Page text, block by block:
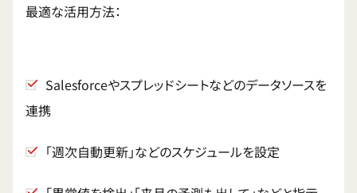
最適な活用方法：
Salesforceやスプレッドシートなどのデータソースを
連携
「週次自動更新」などのスケジュールを設定